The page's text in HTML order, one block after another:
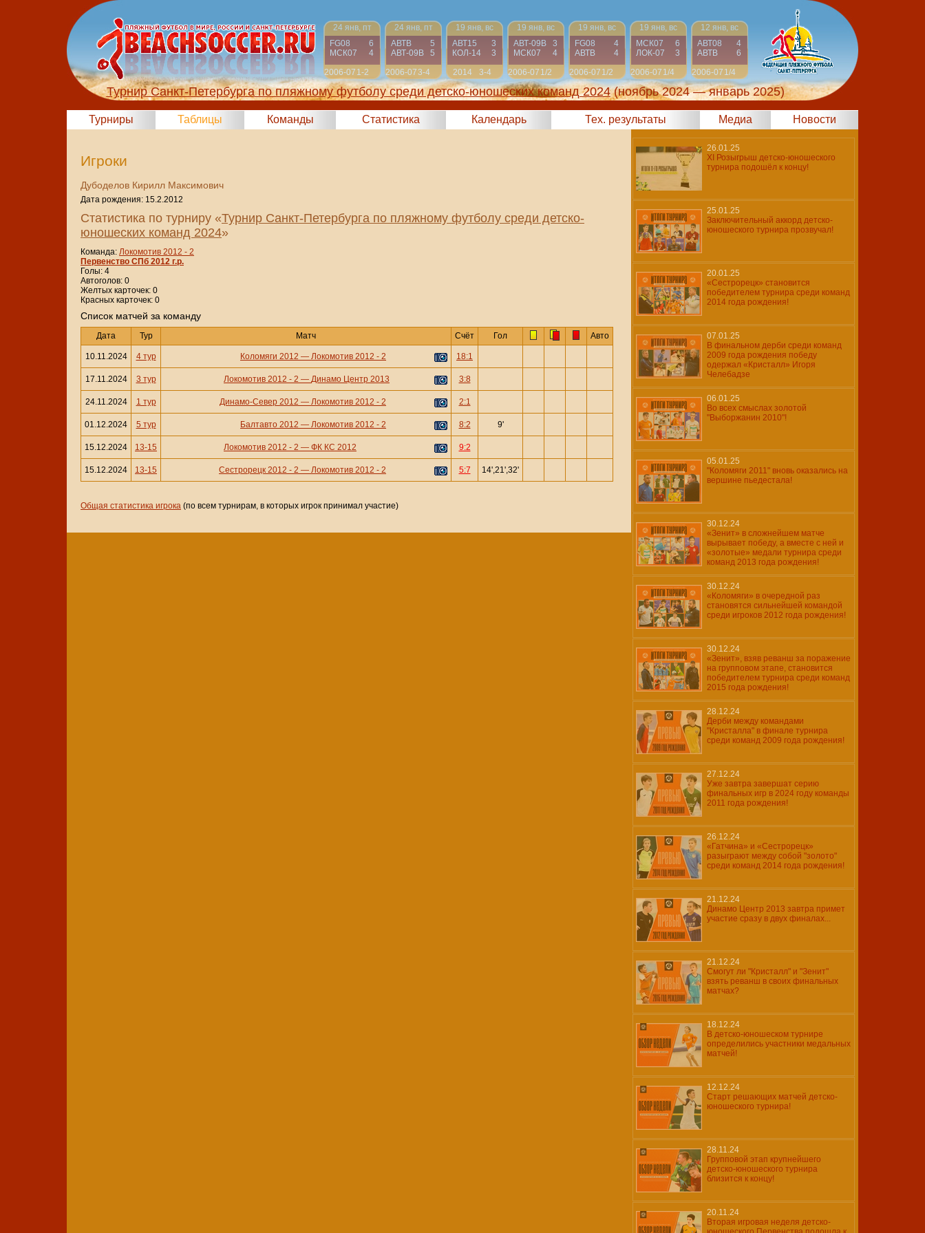
24 янв, пт
FG08
6
МСК07
4
2006-07 1-2
24 янв, пт
АВТВ
5
АВТ-09B
5
2006-073-4
19 янв, вс
АВТ15
3
КОЛ-14
3
2014
3-4
19 янв, вс
АВТ-09B
3
МСК07
4
2006-07 1/2
19 янв, вс
FG08
4
АВТВ
4
2006-07 1/2
19 янв, вс
МСК07
6
ЛОК-07
3
2006-07 1/4
12 янв, вс
АВТ08
4
АВТВ
6
2006-07 1/4
Турнир Санкт-Петербурга по пляжному футболу среди детско-юношеских команд 2024 (ноябрь 2024 — январь 2025)
Турниры Таблицы Команды Статистика Календарь Тех. результаты Медиа Новости
Игроки
Дубоделов Кирилл Максимович
Дата рождения: 15.2.2012
Статистика по турниру «Турнир Санкт-Петербурга по пляжному футболу среди детско-
юношеских команд 2024»
Команда: Локомотив 2012 - 2
Первенство СПб 2012 г.р.
Голы: 4
Автоголов: 0
Желтых карточек: 0
Красных карточек: 0
Cписок матчей за команду
Дата Тур Матч Счёт Гол Авто
10.11.2024 4 тур Коломяги 2012 — Локомотив 2012 - 2 18:1
17.11.2024 3 тур Локомотив 2012 - 2 — Динамо Центр 2013 3:8
24.11.2024 1 тур Динамо-Север 2012 — Локомотив 2012 - 2 2:1
01.12.2024 5 тур Балтавто 2012 — Локомотив 2012 - 2 8:2 9'
15.12.2024 13-15 Локомотив 2012 - 2 — ФК КС 2012 9:2
15.12.2024 13-15 Сестрорецк 2012 - 2 — Локомотив 2012 - 2 5:7 14',21',32'
Общая статистика игрока (по всем турнирам, в которых игрок принимал участие)
26.01.25
XI Розыгрыш детско-юношеского
турнира подошёл к концу!
25.01.25
Заключительный аккорд детско-
юношеского турнира прозвучал!
20.01.25
«Сестрорецк» становится
победителем турнира среди команд
2014 года рождения!
07.01.25
В финальном дерби среди команд
2009 года рождения победу
одержал «Кристалл» Игоря
Челебадзе
06.01.25
Во всех смыслах золотой
"Выборжанин 2010"!
05.01.25
"Коломяги 2011" вновь оказались на
вершине пьедестала!
30.12.24
«Зенит» в сложнейшем матче
вырывает победу, а вместе с ней и
«золотые» медали турнира среди
команд 2013 года рождения!
30.12.24
«Коломяги» в очередной раз
становятся сильнейшей командой
среди игроков 2012 года рождения!
30.12.24
«Зенит», взяв реванш за поражение
на групповом этапе, становится
победителем турнира среди команд
2015 года рождения!
28.12.24
Дерби между командами
"Кристалла" в финале турнира
среди команд 2009 года рождения!
27.12.24
Уже завтра завершат серию
финальных игр в 2024 году команды
2011 года рождения!
26.12.24
«Гатчина» и «Сестрорецк»
разыграют между собой "золото"
среди команд 2014 года рождения!
21.12.24
Динамо Центр 2013 завтра примет
участие сразу в двух финалах...
21.12.24
Смогут ли "Кристалл" и "Зенит"
взять реванш в своих финальных
матчах?
18.12.24
В детско-юношеском турнире
определились участники медальных
матчей!
12.12.24
Старт решающих матчей детско-
юношеского турнира!
28.11.24
Групповой этап крупнейшего
детско-юношеского турнира
близится к концу!
20.11.24
Вторая игровая неделя детско-